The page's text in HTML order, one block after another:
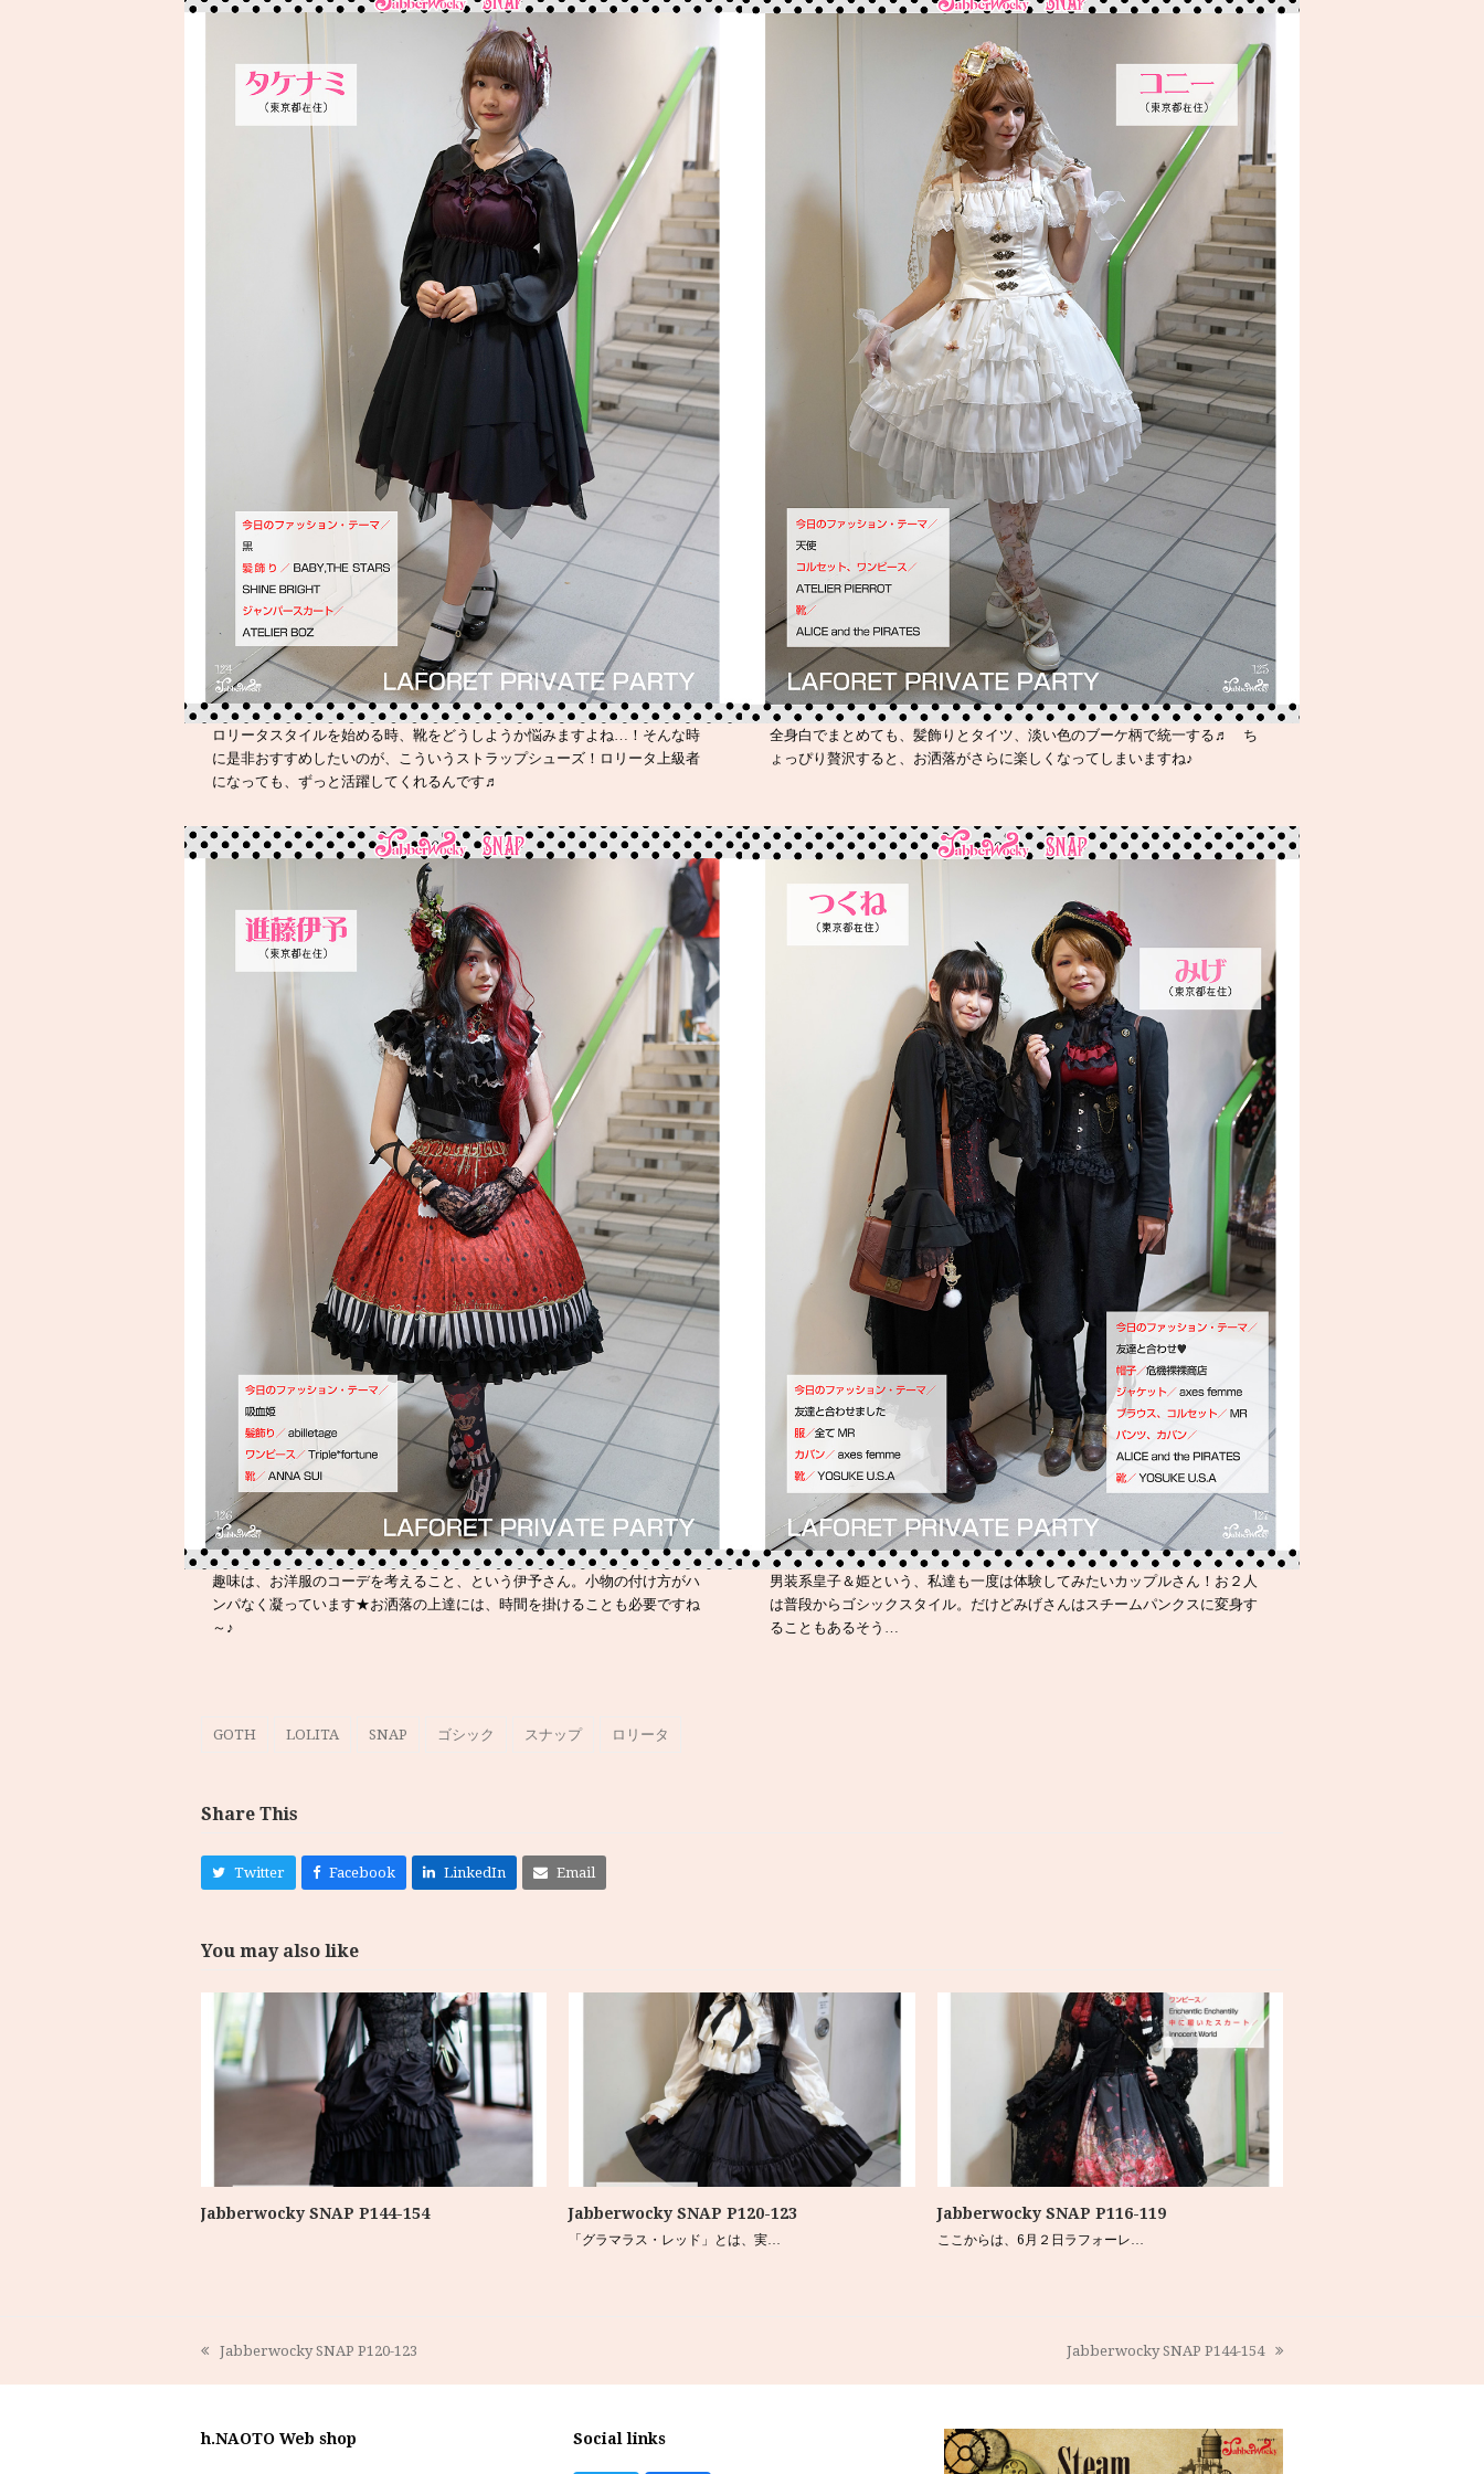
ロリータスタイルを始める時、靴をどうしようか悩みますよね…！そんな時
に是非おすすめしたいのが、こういうストラップシューズ！ロリータ上級者
になっても、ずっと活躍してくれるんです♬
全身白でまとめても、髪飾りとタイツ、淡い色のブーケ柄で統一する♬ ち
ょっぴり贅沢すると、お洒落がさらに楽しくなってしまいますね♪
趣味は、お洋服のコーデを考えること、という伊予さん。小物の付け方がハ
ンパなく凝っています★お洒落の上達には、時間を掛けることも必要ですね
～♪
男装系皇子＆姫という、私達も一度は体験してみたいカップルさん！お２人
は普段からゴシックスタイル。だけどみげさんはスチームパンクスに変身す
ることもあるそう…
GOTH LOLITA SNAP ゴシック スナップ ロリータ
Share This
Twitter Facebook LinkedIn Email
You may also like
Jabberwocky SNAP P144-154 Jabberwocky SNAP P120-123
「グラマラス・レッド」とは、実…
Jabberwocky SNAP P116-119
ここからは、6月２日ラフォーレ…
previous
post:
Jabberwocky SNAP P120-123
next
post:
Jabberwocky SNAP P144-154
h.NAOTO Web shop Social links